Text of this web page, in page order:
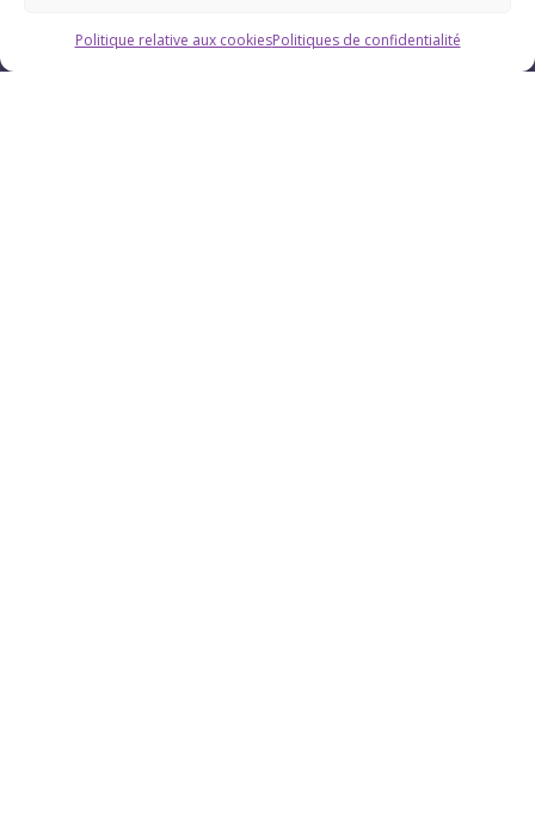
Politique relative aux cookiesPolitiques de confidentialité